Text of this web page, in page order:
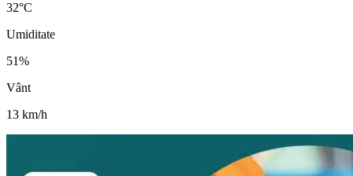
32°C
Umiditate
51%
Vânt
13 km/h